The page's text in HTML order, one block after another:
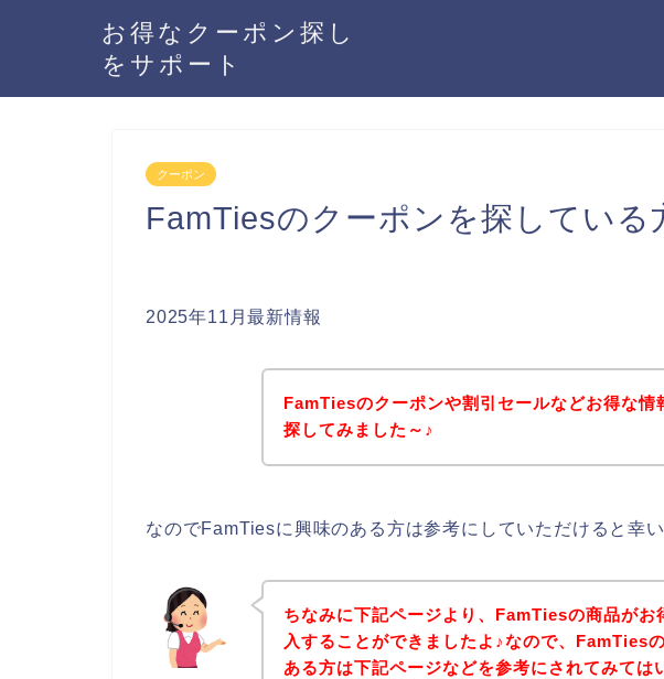
お得なクーポン探し
をサポート
クーポン
FamTiesのクーポンを探している
2025年11月最新情報
FamTiesのクーポンや割引セールなどお得な情
探してみました～♪
なのでFamTiesに興味のある方は参考にしていただけると幸い
ちなみに下記ページより、FamTiesの商品がお
入することができましたよ♪なので、FamTies
ある方は下記ページなどを参考にされてみては